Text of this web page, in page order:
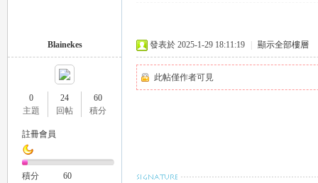
Blainekes
0
主題
24
回帖
60
積分
註冊會員
積分 60
發表於 2025-1-29 18:11:19 顯示全部樓層
此帖僅作者可見